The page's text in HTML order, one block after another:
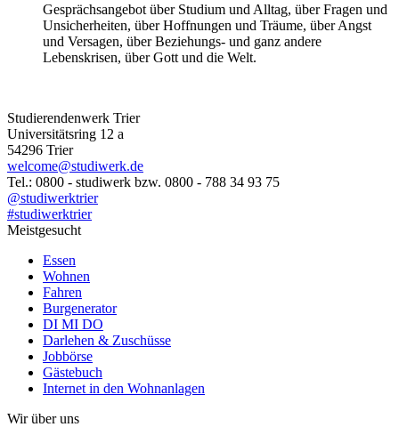
Gesprächsangebot über Studium und Alltag, über Fragen und
Unsicherheiten, über Hoffnungen und Träume, über Angst
und Versagen, über Beziehungs- und ganz andere
Lebenskrisen, über Gott und die Welt.
Studierendenwerk Trier
Universitätsring 12 a
54296 Trier
welcome@studiwerk.de
Tel.: 0800 - studiwerk bzw. 0800 - 788 34 93 75
@studiwerktrier
#studiwerktrier
Meistgesucht
Essen
Wohnen
Fahren
Burgenerator
DI MI DO
Darlehen & Zuschüsse
Jobbörse
Gästebuch
Internet in den Wohnanlagen
Wir über uns